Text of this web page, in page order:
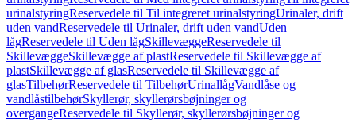
urinalstyringReservedele til Til integreret urinalstyringUrinaler, drift
uden vandReservedele til Urinaler, drift uden vandUden
lågReservedele til Uden lågSkillevæggeReservedele til
SkillevæggeSkillevægge af plastReservedele til Skillevægge af
plastSkillevægge af glasReservedele til Skillevægge af
glasTilbehørReservedele til TilbehørUrinallågVandlåse og
vandlåstilbehørSkyllerør, skyllerørsbøjninger og
overgangeReservedele til Skyllerør, skyllerørsbøjninger og